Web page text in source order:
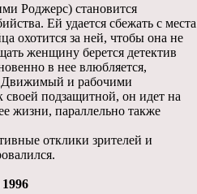
Роджерс) становится
Ей удается сбежать с места
охотится за ней, чтобы она не
женщину берется детектив
в нее влюбляется,
Движимый и рабочими
своей подзащитной, он идет на
жизни, параллельно также
отклики зрителей и